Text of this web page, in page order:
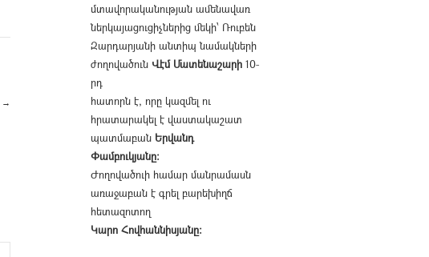
→
մտավորականության ամենավառ
ներկայացուցիչներից մեկի՝ Ռուբեն
Զարդարյանի անտիպ նամակների
ժողովածուն Վէմ Մատենաշարի 10-
րդ
հատորն է, որը կազմել ու
հրատարակել է վաստակաշատ
պատմաբան Երվանդ
Փամբուկյանը։
Ժողովածուի համար մանրամասն
առաջաբան է գրել բարեխիղճ
հետազոտող
Կարո Հովհաննիսյանը։